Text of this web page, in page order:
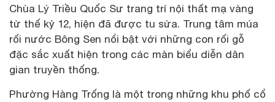
Chùa Lý Triều Quốc Sư trang trí nội thất mạ vàng
từ thế kỷ 12, hiện đã được tu sửa. Trung tâm múa
rối nước Bông Sen nổi bật với những con rối gỗ
đặc sắc xuất hiện trong các màn biểu diễn dân
gian truyền thống.
Phường Hàng Trống là một trong những khu phố cổ